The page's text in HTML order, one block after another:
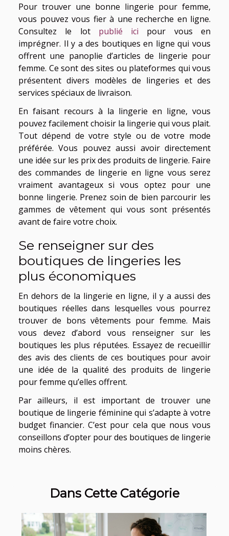
Pour trouver une bonne lingerie pour femme,
vous pouvez vous fier à une recherche en ligne.
Consultez le lot publié ici pour vous en
imprégner. Il y a des boutiques en ligne qui vous
offrent une panoplie d’articles de lingerie pour
femme. Ce sont des sites ou plateformes qui vous
présentent divers modèles de lingeries et des
services spéciaux de livraison.
En faisant recours à la lingerie en ligne, vous
pouvez facilement choisir la lingerie qui vous plait.
Tout dépend de votre style ou de votre mode
préférée. Vous pouvez aussi avoir directement
une idée sur les prix des produits de lingerie. Faire
des commandes de lingerie en ligne vous serez
vraiment avantageux si vous optez pour une
bonne lingerie. Prenez soin de bien parcourir les
gammes de vêtement qui vous sont présentés
avant de faire votre choix.
Se renseigner sur des
boutiques de lingeries les
plus économiques
En dehors de la lingerie en ligne, il y a aussi des
boutiques réelles dans lesquelles vous pourrez
trouver de bons vêtements pour femme. Mais
vous devez d’abord vous renseigner sur les
boutiques les plus réputées. Essayez de recueillir
des avis des clients de ces boutiques pour avoir
une idée de la qualité des produits de lingerie
pour femme qu’elles offrent.
Par ailleurs, il est important de trouver une
boutique de lingerie féminine qui s’adapte à votre
budget financier. C’est pour cela que nous vous
conseillons d’opter pour des boutiques de lingerie
moins chères.
Dans Cette Catégorie